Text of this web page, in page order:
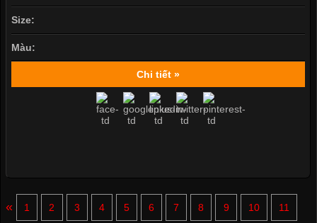
Size:
Màu:
Chi tiết »
« 1 2 3 4 5 6 7 8 9 10 11